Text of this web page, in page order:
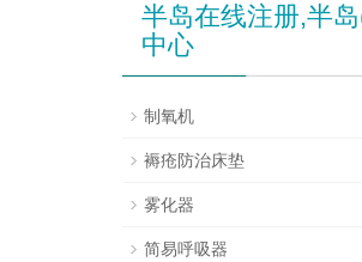
半岛在线注册,半
中心
制氧机
褥疮防治床垫
雾化器
简易呼吸器